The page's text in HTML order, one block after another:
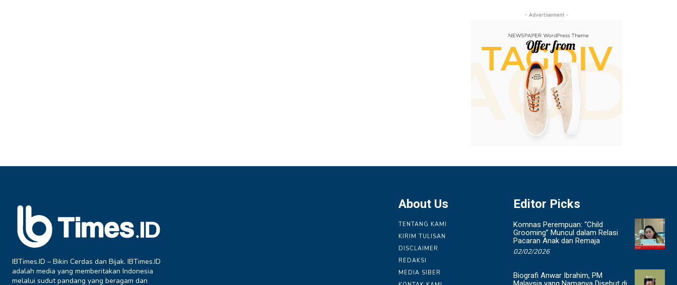
- Advertisement -
IBTimes.ID – Bikin Cerdas dan Bijak. IBTimes.ID
adalah media yang memberitakan Indonesia
melalui sudut pandang yang beragam dan
About Us
TENTANG KAMI
KIRIM TULISAN
DISCLAIMER
REDAKSI
MEDIA SIBER
Editor Picks
Komnas Perempuan: “Child
Grooming” Muncul dalam Relasi
Pacaran Anak dan Remaja
02/02/2026
Biografi Anwar Ibrahim, PM